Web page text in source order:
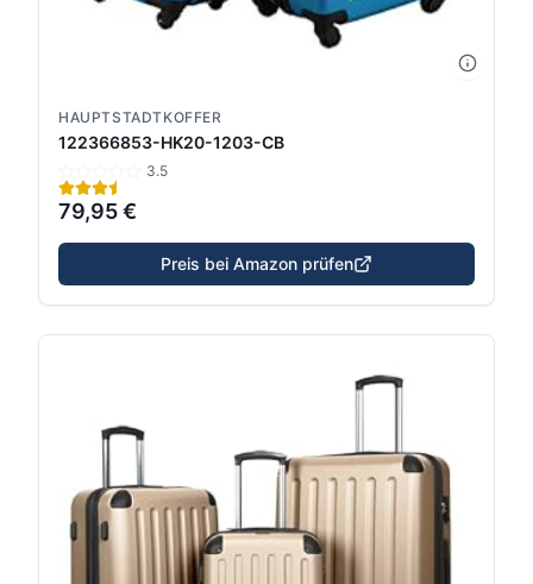
HAUPTSTADTKOFFER
122366853-HK20-1203-CB
3.5
79,95 €
Preis bei Amazon prüfen